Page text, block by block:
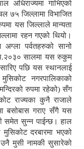
अधिराज्यमा गाभिएको
७५ जिल्लामा विभाजित
यस जिल्लाले मान्यता
रहन गएको थियो।
अग्ला पर्वतहरुको सानो
सालमा यस रुकुम
सारिए पछि यस स्थानलाई
मुसिकोट
नगरपालिकाको
रुपमा रहेको) सँग
राज्यका कुनै राजाले
बसोबास गराए सँगै यस
समेत सुन्न पाईन्छ। हाल
मुसिकोट दरबारमा भएको
उनै मुसी नामकी सुसारेको